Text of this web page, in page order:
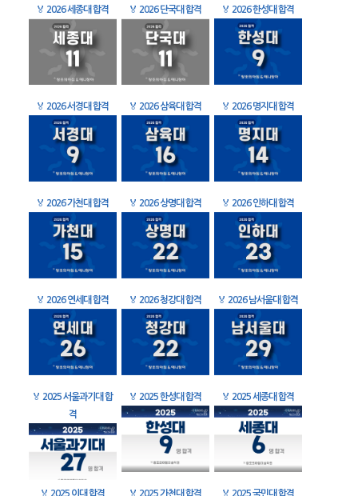
🏅 2026 세종대 합격 🏅 2026 단국대 합격 🏅 2026 한성대 합격
🏅 2026 서경대 합격 🏅 2026 삼육대 합격 🏅 2026 명지대 합격
🏅 2026 가천대 합격 🏅 2026 상명대 합격 🏅 2026 인하대 합격
🏅 2026 연세대 합격 🏅 2026 청강대 합격 🏅 2026 남서울대 합격
🏅 2025 서울과기대 합
격
🏅 2025 한성대 합격 🏅 2025 세종대 합격
🏅 2025 이대 합격 🏅 2025 가천대 합격 🏅 2025 국민대 합격